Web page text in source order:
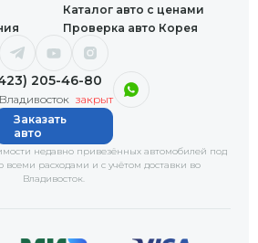
205-46-80
закрыт
Каталог авто с ценами
Проверка авто Корея
недавно привезённых автомобилей под
всеми расходами и с учётом доставки во
Владивосток.
Заказать
авто